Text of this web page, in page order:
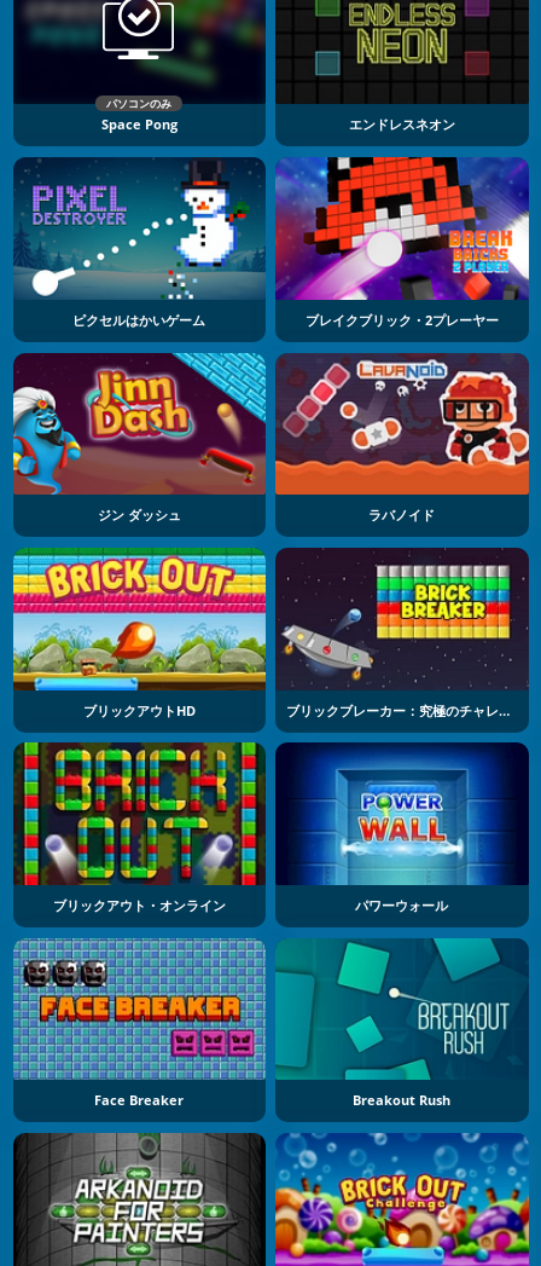
パソコンのみ
Space Pong エンドレスネオン
ピクセルはかいゲーム ブレイクブリック・2プレーヤー
ジン ダッシュ ラバノイド
ブリックアウトHD ブリックブレーカー：究極のチャレンジ
ブリックアウト・オンライン パワーウォール
Face Breaker Breakout Rush